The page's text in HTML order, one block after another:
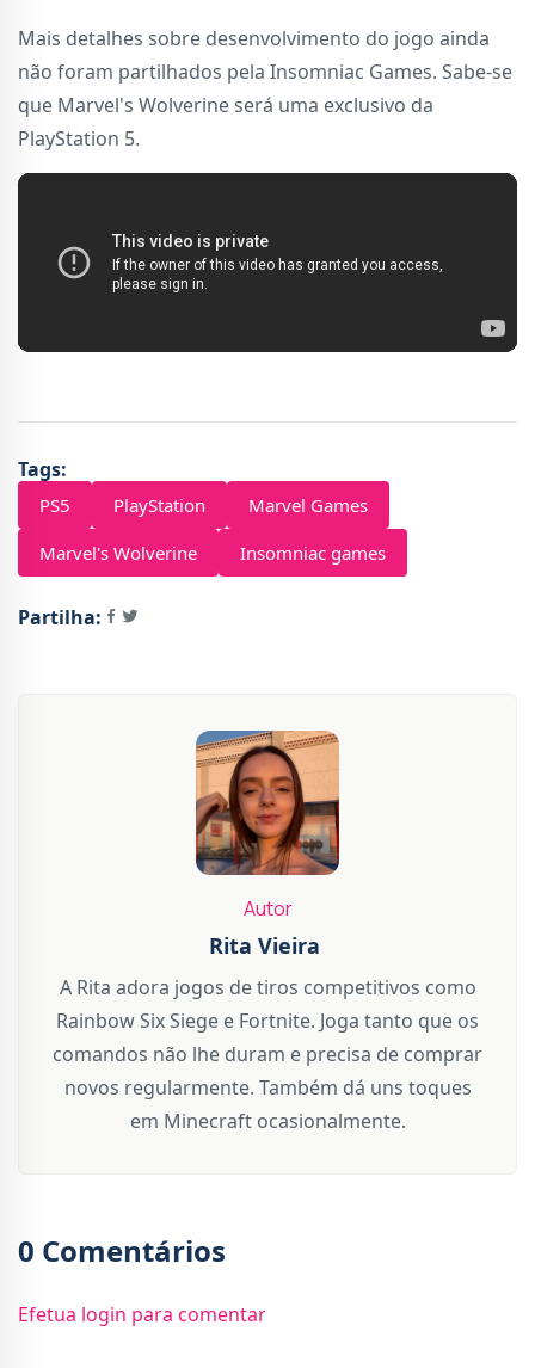
Mais detalhes sobre desenvolvimento do jogo ainda
não foram partilhados pela Insomniac Games. Sabe-se
que Marvel's Wolverine será uma exclusivo da
PlayStation 5.
Tags:
PS5 PlayStation
Marvel Games
Marvel's Wolverine
Insomniac games
Partilha:
Autor
Rita Vieira
A Rita adora jogos de tiros competitivos como
Rainbow Six Siege e Fortnite. Joga tanto que os
comandos não lhe duram e precisa de comprar
novos regularmente. Também dá uns toques
em Minecraft ocasionalmente.
0 Comentários
Efetua login para comentar